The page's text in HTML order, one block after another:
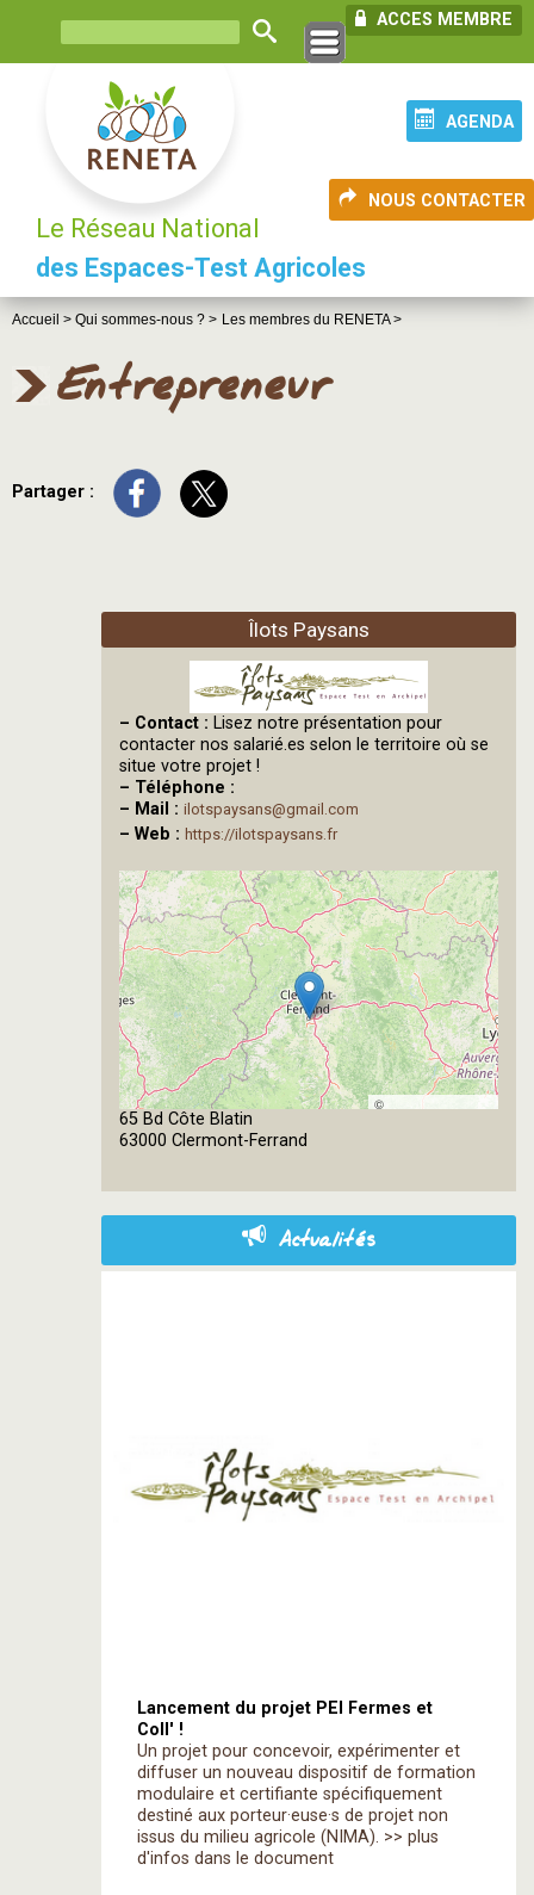
ACCES MEMBRE
AGENDA
NOUS CONTACTER
Le Réseau National
des Espaces-Test Agricoles
Accueil > Qui sommes-nous ? > Les membres du RENETA >
Entrepreneur
Partager :
Îlots Paysans
– Contact : Lisez notre présentation pour
contacter nos salarié.es selon le territoire où se
situe votre projet !
– Téléphone :
– Mail : ilotspaysans@gmail.com
– Web : https://ilotspaysans.fr
©
65 Bd Côte Blatin
63000 Clermont-Ferrand
Actualités
Lancement du projet PEI Fermes et
Coll' !
Un projet pour concevoir, expérimenter et
diffuser un nouveau dispositif de formation
modulaire et certifiante spécifiquement
destiné aux porteur·euse·s de projet non
issus du milieu agricole (NIMA). >> plus
d'infos dans le document